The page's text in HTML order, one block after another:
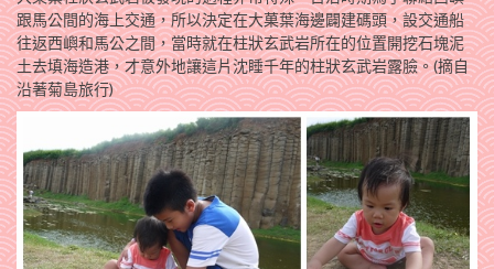
跟馬公間的海上交通，所以決定在大菓葉海邊闢建碼頭，設交通船
往返西嶼和馬公之間，當時就在柱狀玄武岩所在的位置開挖石塊泥
土去填海造港，才意外地讓這片沈睡千年的柱狀玄武岩露臉。(摘自
沿著菊島旅行)